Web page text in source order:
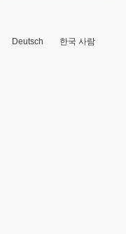
Deutsch
한국 사람